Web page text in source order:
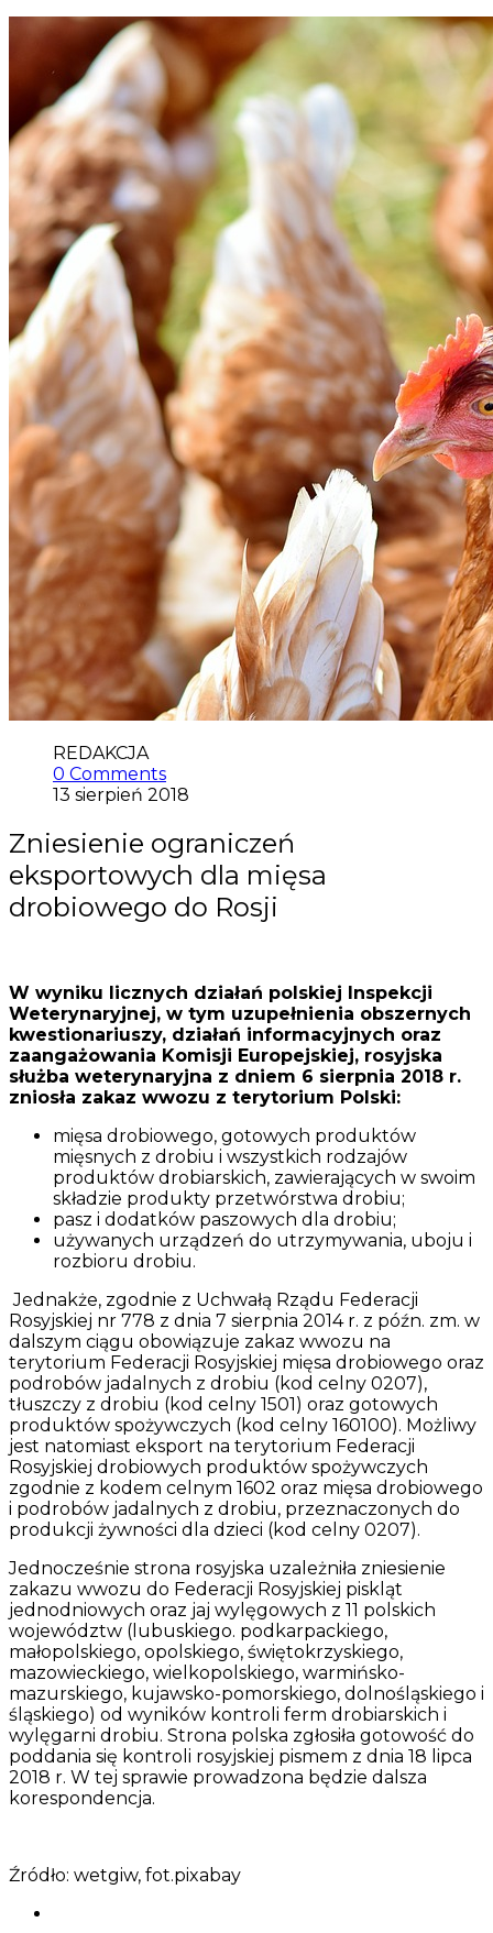
REDAKCJA
0 Comments
13 sierpień 2018
Zniesienie ograniczeń
eksportowych dla mięsa
drobiowego do Rosji
W wyniku licznych działań polskiej Inspekcji
Weterynaryjnej, w tym uzupełnienia obszernych
kwestionariuszy, działań informacyjnych oraz
zaangażowania Komisji Europejskiej, rosyjska
służba weterynaryjna z dniem 6 sierpnia 2018 r.
zniosła zakaz wwozu z terytorium Polski:
mięsa drobiowego, gotowych produktów
mięsnych z drobiu i wszystkich rodzajów
produktów drobiarskich, zawierających w swoim
składzie produkty przetwórstwa drobiu;
pasz i dodatków paszowych dla drobiu;
używanych urządzeń do utrzymywania, uboju i
rozbioru drobiu.
Jednakże, zgodnie z Uchwałą Rządu Federacji
Rosyjskiej nr 778 z dnia 7 sierpnia 2014 r. z późn. zm. w
dalszym ciągu obowiązuje zakaz wwozu na
terytorium Federacji Rosyjskiej mięsa drobiowego oraz
podrobów jadalnych z drobiu (kod celny 0207),
tłuszczy z drobiu (kod celny 1501) oraz gotowych
produktów spożywczych (kod celny 160100). Możliwy
jest natomiast eksport na terytorium Federacji
Rosyjskiej drobiowych produktów spożywczych
zgodnie z kodem celnym 1602 oraz mięsa drobiowego
i podrobów jadalnych z drobiu, przeznaczonych do
produkcji żywności dla dzieci (kod celny 0207).
Jednocześnie strona rosyjska uzależniła zniesienie
zakazu wwozu do Federacji Rosyjskiej piskląt
jednodniowych oraz jaj wylęgowych z 11 polskich
województw (lubuskiego. podkarpackiego,
małopolskiego, opolskiego, świętokrzyskiego,
mazowieckiego, wielkopolskiego, warmińsko-
mazurskiego, kujawsko-pomorskiego, dolnośląskiego i
śląskiego) od wyników kontroli ferm drobiarskich i
wylęgarni drobiu. Strona polska zgłosiła gotowość do
poddania się kontroli rosyjskiej pismem z dnia 18 lipca
2018 r. W tej sprawie prowadzona będzie dalsza
korespondencja.
Źródło: wetgiw, fot.pixabay